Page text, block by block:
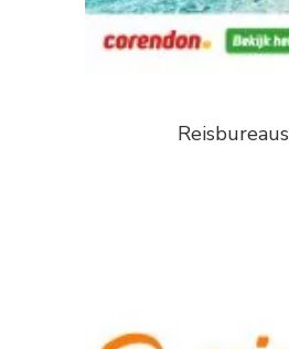
Reisbureaus